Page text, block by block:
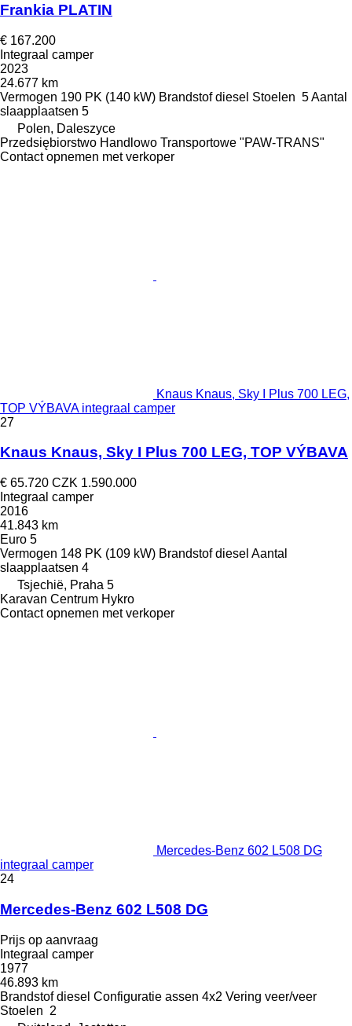
Frankia PLATIN
€ 167.200
Integraal camper
2023
24.677 km
Vermogen 190 PK (140 kW) Brandstof diesel Stoelen 5Aantal
slaapplaatsen 5
Polen, Daleszyce
Przedsiębiorstwo Handlowo Transportowe "PAW-TRANS"
Contact opnemen met verkoper
Knaus Knaus, Sky I Plus 700 LEG,
TOP VÝBAVA integraal camper
27
Knaus Knaus, Sky I Plus 700 LEG, TOP VÝBAVA
€ 65.720 CZK 1.590.000
Integraal camper
2016
41.843 km
Euro 5
Vermogen 148 PK (109 kW) Brandstof diesel Aantal
slaapplaatsen 4
Tsjechië, Praha 5
Karavan Centrum Hykro
Contact opnemen met verkoper
Mercedes-Benz 602 L508 DG
integraal camper
24
Mercedes-Benz 602 L508 DG
Prijs op aanvraag
Integraal camper
1977
46.893 km
Brandstof diesel Configuratie assen 4x2 Vering veer/veer
Stoelen 2